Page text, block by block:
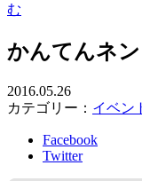
む
かんてんネ
2016.05.26
カテゴリー： イベン
Facebook
Twitter